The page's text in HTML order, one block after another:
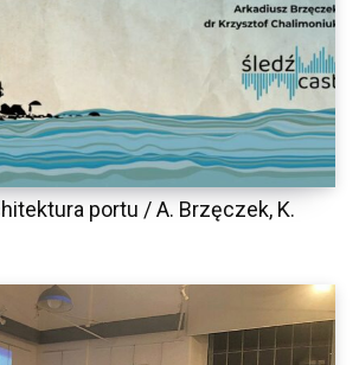
portu / A. Brzęczek, K.